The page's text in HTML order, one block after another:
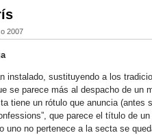
2007
instalado, sustituyendo a los
se parece más al despacho de un
tiene un rótulo que anuncia (antes
que parece el título de
uno no pertenece a la secta se